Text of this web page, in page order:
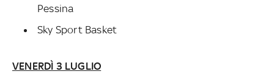
Pessina
Sky Sport Basket
VENERDÌ 3 LUGLIO